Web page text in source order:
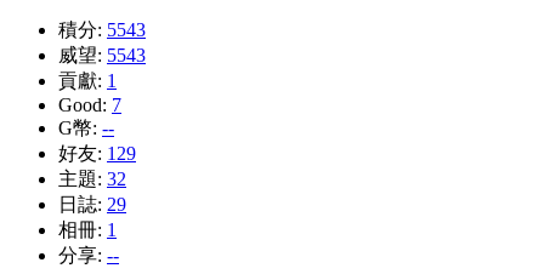
積分: 5543
威望: 5543
貢獻: 1
Good: 7
G幣: --
好友: 129
主題: 32
日誌: 29
相冊: 1
分享: --